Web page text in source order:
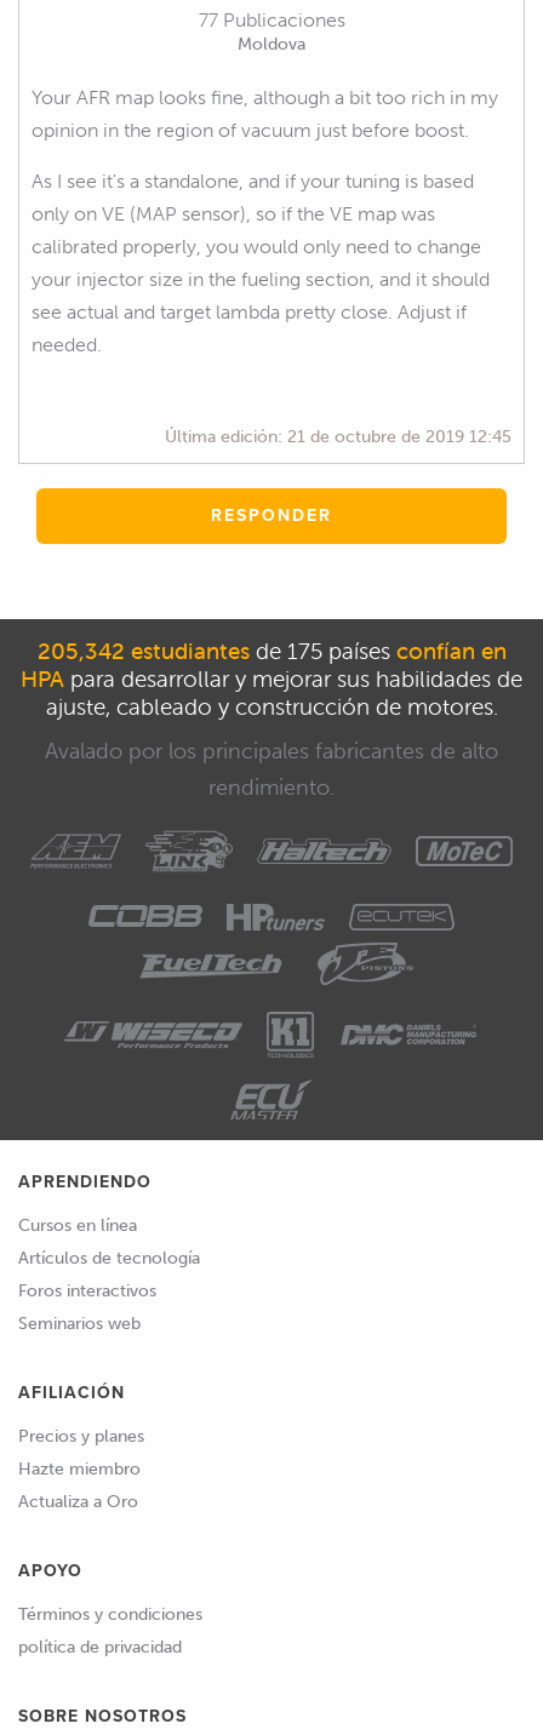
77 Publicaciones
Moldova
Your AFR map looks fine, although a bit too rich in my
opinion in the region of vacuum just before boost.
As I see it's a standalone, and if your tuning is based
only on VE (MAP sensor), so if the VE map was
calibrated properly, you would only need to change
your injector size in the fueling section, and it should
see actual and target lambda pretty close. Adjust if
needed.
Última edición: 21 de octubre de 2019 12:45
RESPONDER
205,342 estudiantesde 175 países confían en
HPA para desarrollar y mejorar sus habilidades de
ajuste, cableado y construcción de motores.
Avalado por los principales fabricantes de alto
rendimiento.
APRENDIENDO
Cursos en línea
Artículos de tecnología
Foros interactivos
Seminarios web
AFILIACIÓN
Precios y planes
Hazte miembro
Actualiza a Oro
APOYO
Términos y condiciones
política de privacidad
SOBRE NOSOTROS